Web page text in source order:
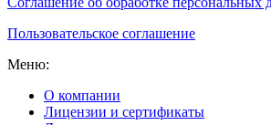
Пользовательское соглашение
Меню:
О компании
Лицензии и сертификаты